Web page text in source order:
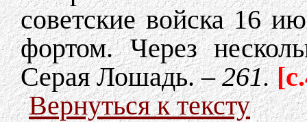
советские войска 16
фортом. Через
Серая Лошадь. –261.
Вернуться к тексту